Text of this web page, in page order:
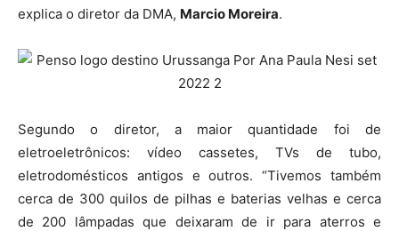
explica o diretor da DMA, Marcio Moreira.
Segundo o diretor, a maior quantidade foi de
eletroeletrônicos: vídeo cassetes, TVs de tubo,
eletrodomésticos antigos e outros. “Tivemos também
cerca de 300 quilos de pilhas e baterias velhas e cerca
de 200 lâmpadas que deixaram de ir para aterros e